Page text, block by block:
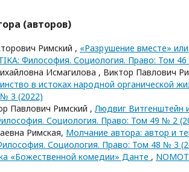
(авторов)
Римский , «Разрушение вместе»
Философия. Социология. Право: Том
Исмагилова , Виктор Павлович
в истоках народной органической
3 (2022)
Павлович Римский , Людвиг Витгенштейн
Социология. Право: Том 49 № 2
Римская, Молчание автора: автор и
Социология. Право: Том 48 № 3
«Божественной комедии» Данте ,